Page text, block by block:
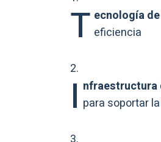
T ecnología
eficiencia
I nfraestructura
para soportar